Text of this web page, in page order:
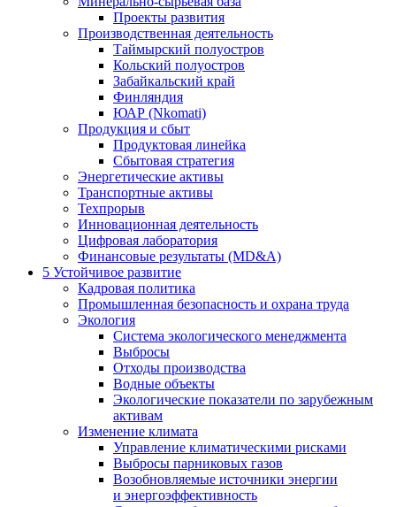
Проекты развития
Производственная деятельность
Таймырский полуостров
Кольский полуостров
Забайкальский край
Финляндия
ЮАР (Nkomati)
Продукция и сбыт
Продуктовая линейка
Сбытовая стратегия
Энергетические активы
Транспортные активы
Техпрорыв
Инновационная деятельность
Цифровая лаборатория
Финансовые результаты (MD&A)
5 Устойчивое развитие
Кадровая политика
Промышленная безопасность и охрана труда
Экология
Система экологического менеджмента
Выбросы
Отходы производства
Водные объекты
Экологические показатели по зарубежным
активам
Изменение климата
Управление климатическими рисками
Выбросы парниковых газов
Возобновляемые источники энергии
и энергоэффективность